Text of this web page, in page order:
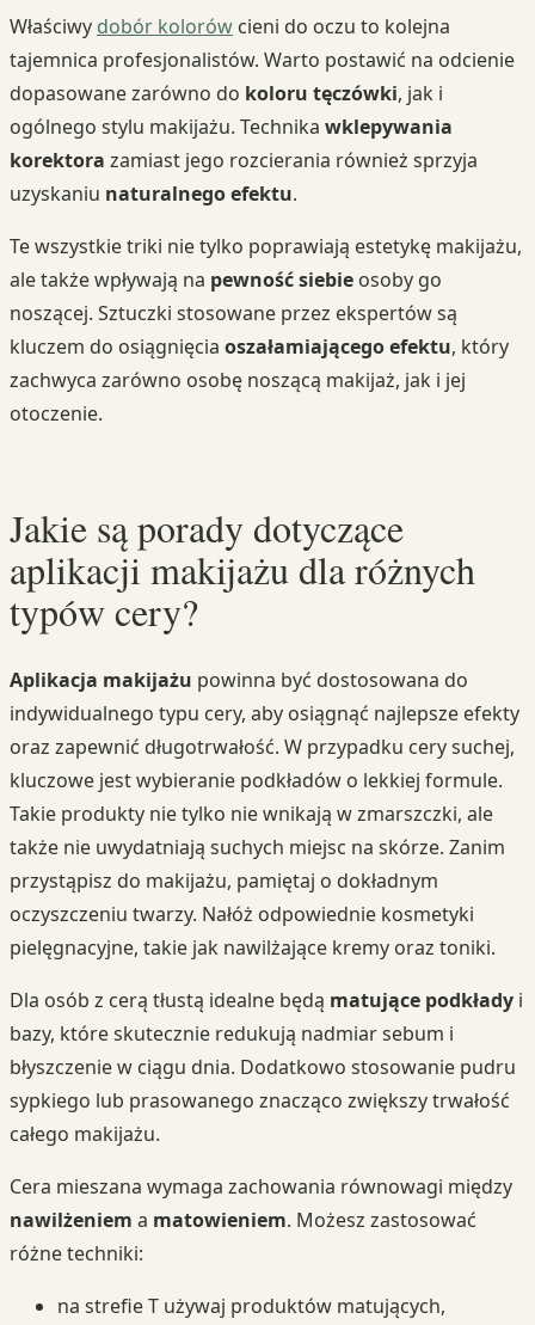
Właściwy dobór kolorów cieni do oczu to kolejna
tajemnica profesjonalistów. Warto postawić na odcienie
dopasowane zarówno do koloru tęczówki, jak i
ogólnego stylu makijażu. Technika wklepywania
korektora zamiast jego rozcierania również sprzyja
uzyskaniu naturalnego efektu.
Te wszystkie triki nie tylko poprawiają estetykę makijażu,
ale także wpływają na pewność siebie osoby go
noszącej. Sztuczki stosowane przez ekspertów są
kluczem do osiągnięcia oszałamiającego efektu, który
zachwyca zarówno osobę noszącą makijaż, jak i jej
otoczenie.
Jakie są porady dotyczące
aplikacji makijażu dla różnych
typów cery?
Aplikacja makijażu powinna być dostosowana do
indywidualnego typu cery, aby osiągnąć najlepsze efekty
oraz zapewnić długotrwałość. W przypadku cery suchej,
kluczowe jest wybieranie podkładów o lekkiej formule.
Takie produkty nie tylko nie wnikają w zmarszczki, ale
także nie uwydatniają suchych miejsc na skórze. Zanim
przystąpisz do makijażu, pamiętaj o dokładnym
oczyszczeniu twarzy. Nałóż odpowiednie kosmetyki
pielęgnacyjne, takie jak nawilżające kremy oraz toniki.
Dla osób z cerą tłustą idealne będą matujące podkłady i
bazy, które skutecznie redukują nadmiar sebum i
błyszczenie w ciągu dnia. Dodatkowo stosowanie pudru
sypkiego lub prasowanego znacząco zwiększy trwałość
całego makijażu.
Cera mieszana wymaga zachowania równowagi między
nawilżeniem a matowieniem. Możesz zastosować
różne techniki:
na strefie T używaj produktów matujących,